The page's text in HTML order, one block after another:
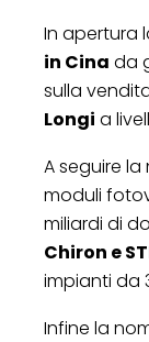
In apertura
in Cina da
sulla
Longi a
A seguire la
moduli
miliardi di
Chiron e
impianti da
Infine la